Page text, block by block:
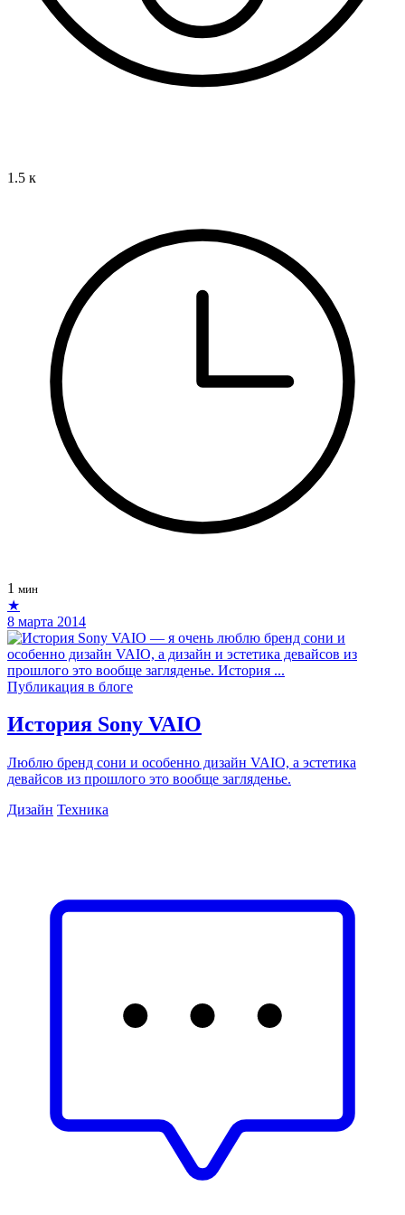
1.5 к
1 мин
★
8 марта 2014
Публикация в блоге
История Sony VAIO
Люблю бренд сони и особенно дизайн VAIO, а эстетика
девайсов из прошлого это вообще загляденье.
Дизайн Техника